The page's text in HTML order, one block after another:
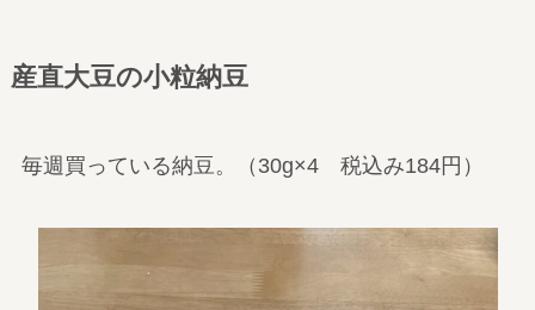
産直大豆の小粒納豆
毎週買っている納豆。（30g×4 税込み184円）